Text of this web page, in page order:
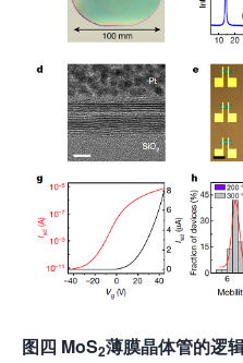
图四 MoS2薄膜晶体管的逻